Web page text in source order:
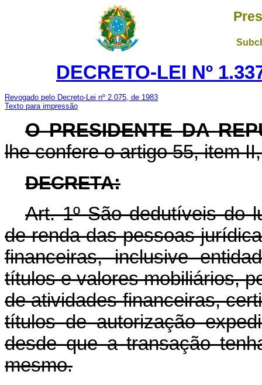
DECRETO-LEI Nº
Revogado pelo Decreto-Lei nº 2.075, de 1983
Texto para impressão
O PRESIDENTE DA
lhe confere o artigo 55, item
DECRETA:
Art. 1º São dedutíveis do
de renda das pessoas
financeiras, inclusive
títulos e valores mobiliários,
de atividades financeiras,
títulos de autorização
desde que a transação
mesmo.